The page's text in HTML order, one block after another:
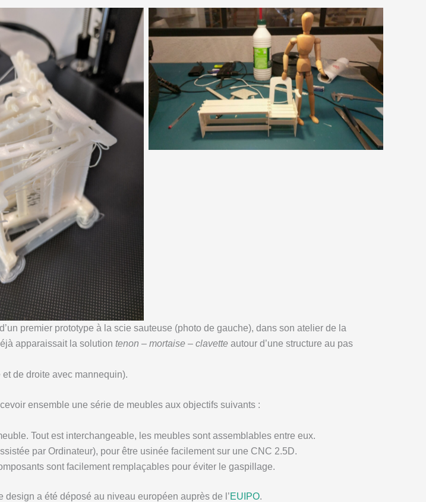
premier prototype à la scie sauteuse (photo de gauche), dans son atelier de la
apparaissait la solution tenon – mortaise – clavette autour d’une structure au pas
de droite avec mannequin).
ensemble une série de meubles aux objectifs suivants :
Tout est interchangeable, les meubles sont assemblables entre eux.
par Ordinateur), pour être usinée facilement sur une CNC 2.5D.
sont facilement remplaçables pour éviter le gaspillage.
a été déposé au niveau européen auprès de l’EUIPO.